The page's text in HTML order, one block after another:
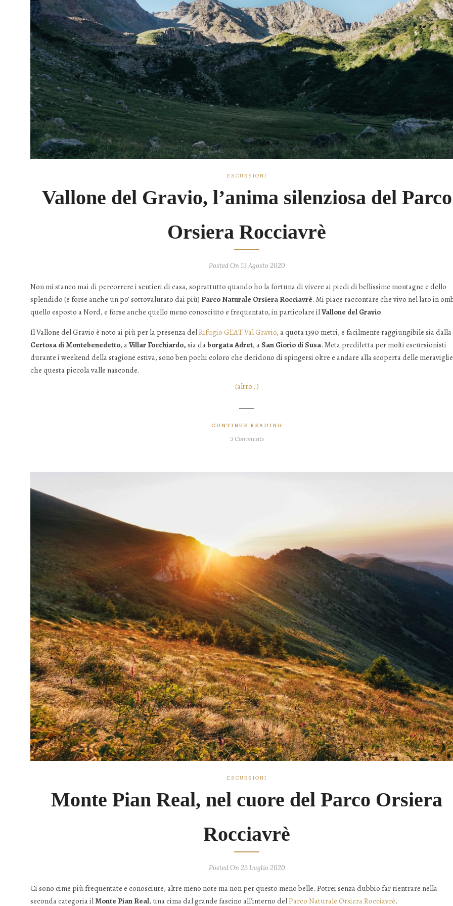
ESCURSIONI
Vallone del Gravio, l’anima silenziosa del Parco
Orsiera Rocciavrè
Posted On 13 Agosto 2020
Non mi stanco mai di percorrere i sentieri di casa, soprattutto quando ho la fortuna di vivere ai piedi di bellissime montagne e dello
splendido (e forse anche un po’ sottovalutato dai più) Parco Naturale Orsiera Rocciavrè. Mi piace raccontare che vivo nel lato in
quello esposto a Nord, e forse anche quello meno conosciuto e frequentato, in particolare ilVallone del Gravio.
Il Vallone del Gravio è noto ai più per la presenza delRifugio GEAT Val Gravio, a quota 1390 metri, e facilmente raggiungibile sia dalla
Certosa di Montebenedetto, aVillar Focchiardo, sia daborgata Adret, a San Giorio di Susa. Meta prediletta per molti escursionisti
durante i weekend della stagione estiva, sono ben pochi coloro che decidono di spingersi oltre e andare alla scoperta delle meraviglie
che questa piccola valle nasconde.
(altro…)
CONTINUE READING
5 Comments
ESCURSIONI
Monte Pian Real, nel cuore del Parco Orsiera
Rocciavrè
Posted On 23 Luglio 2020
Ci sono cime più frequentate e conosciute, altre meno note ma non per questo meno belle. Potrei senza dubbio far rientrare nella
seconda categoria ilMonte Pian Real, una cima dal grande fascino all’interno delParco Naturale Orsiera Rocciavrè.